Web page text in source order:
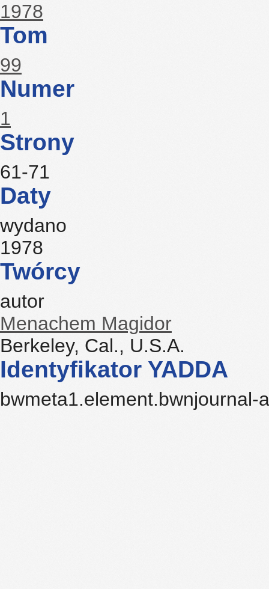
1978
Tom
99
Numer
1
Strony
61-71
Daty
wydano
1978
Twórcy
autor
Menachem Magidor
Berkeley, Cal., U.S.A.
Identyfikator YADDA
bwmeta1.element.bwnjournal-